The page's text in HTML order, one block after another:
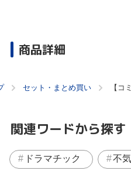
商品詳細
セット・まとめ買い 【コ
関連ワードから探す
ドラマチック 不